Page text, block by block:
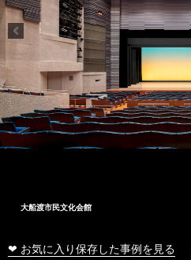
大船渡市民文化会館
❤ お気に入り保存した事例を見る